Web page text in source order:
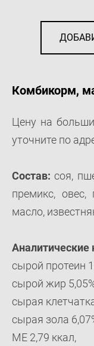
Комбикорм,
Цену на
уточните по
Состав: соя,
премикс,
масло,
сырой протеин
сырой жир
сырая
сырая зола
ME 2,79 ккал,